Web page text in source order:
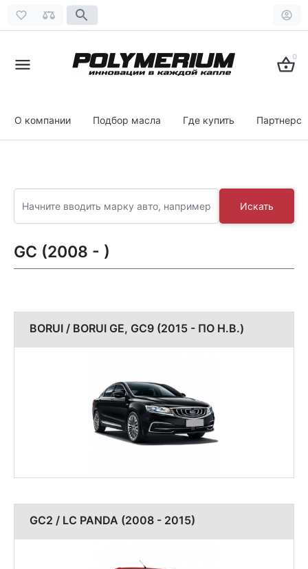
0
О компании Подбор масла Где купить
Искать
GC (2008 - )
BORUI / BORUI GE, GC9 (2015 - ПО Н.В.)
GC2 / LC PANDA (2008 - 2015)